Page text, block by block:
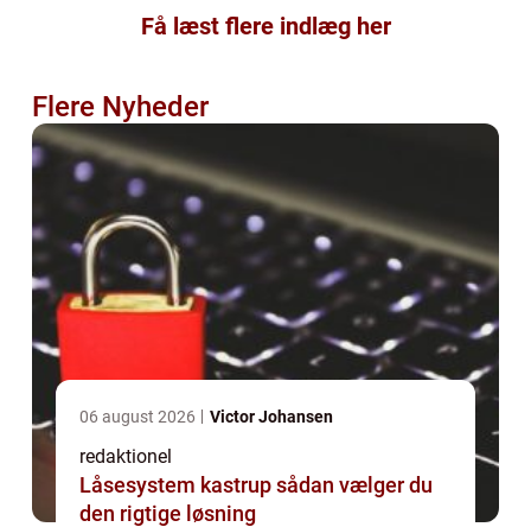
Få læst flere indlæg her
Flere Nyheder
06 august 2026 Victor Johansen
redaktionel
Låsesystem kastrup sådan vælger du
den rigtige løsning